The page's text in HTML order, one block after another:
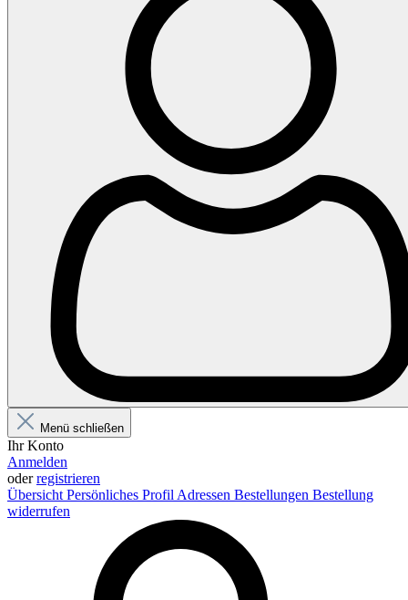
Menü schließen
Ihr Konto
Anmelden
oderregistrieren
Übersicht Persönliches Profil Adressen Bestellungen Bestellung
widerrufen